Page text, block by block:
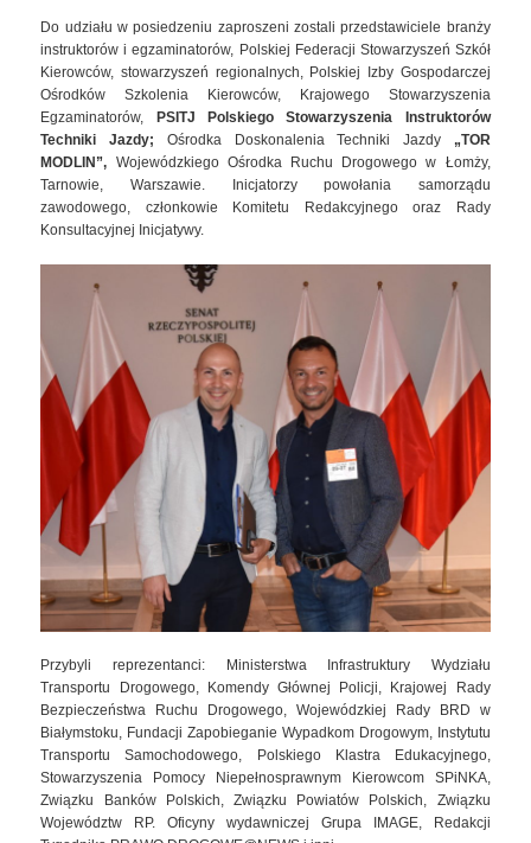
Do udziału w posiedzeniu zaproszeni zostali przedstawiciele branży
instruktorów i egzaminatorów, Polskiej Federacji Stowarzyszeń Szkół
Kierowców, stowarzyszeń regionalnych, Polskiej Izby Gospodarczej
Ośrodków Szkolenia Kierowców, Krajowego Stowarzyszenia
Egzaminatorów, PSITJ
Polskiego Stowarzyszenia Instruktorów
Techniki Jazdy; Ośrodka Doskonalenia Techniki Jazdy
„TOR
MODLIN”, Wojewódzkiego Ośrodka Ruchu Drogowego w Łomży,
Tarnowie, Warszawie. Inicjatorzy powołania samorządu
zawodowego, członkowie Komitetu Redakcyjnego oraz Rady
Konsultacyjnej Inicjatywy.
Przybyli reprezentanci: Ministerstwa Infrastruktury Wydziału
Transportu Drogowego, Komendy Głównej Policji, Krajowej Rady
Bezpieczeństwa Ruchu Drogowego, Wojewódzkiej Rady BRD w
Białymstoku, Fundacji Zapobieganie Wypadkom Drogowym, Instytutu
Transportu Samochodowego, Polskiego Klastra Edukacyjnego,
Stowarzyszenia Pomocy Niepełnosprawnym Kierowcom SPiNKA,
Związku Banków Polskich, Związku Powiatów Polskich, Związku
Województw RP. Oficyny wydawniczej Grupa IMAGE, Redakcji